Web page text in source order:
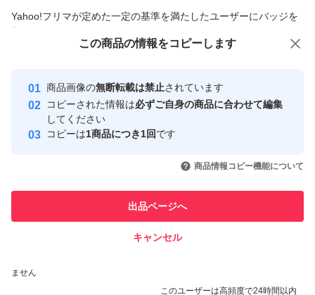
Yahoo!フリマが定めた一定の基準を満たしたユーザーにバッジを
付与しています
安心取引出品者
心・安全なユーザーです
取引実績
引を完了させた実績があります
での取引実績があります
ません
このユーザーは高頻度で24時間以内
この商品の情報をコピーします
商品画像の無断転載は禁止されています
コピーされた情報は必ずご自身の商品に合わせて編集
してください
コピーは1商品につき1回です
商品情報コピー機能について
出品ページへ
キャンセル
この商品をみている人にオススメ